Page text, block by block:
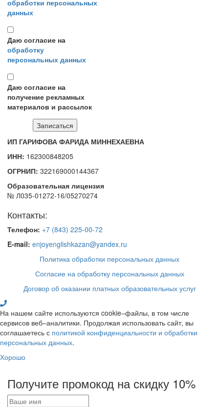
обработки персональных
данных
Даю согласие на
обработку
персональных данных
Даю согласие на
получение рекламных
материалов и рассылок
ИП ГАРИФОВА ФАРИДА МИННЕХАЕВНА
ИНН: 162300848205
ОГРНИП: 322169000144367
Образовательная лицензия
№ Л035-01272-16/05270274
Контакты:
Телефон: +7 (843) 225-00-72
E-mail: enjoyenglishkazan@yandex.ru
Политика обработки персональных данных
Согласие на обработку персональных данных
Договор об оказании платных образовательных услуг
На нашем сайте используются cookie–файлы, в том числе
сервисов веб–аналитики. Продолжая использовать сайт, вы
соглашаетесь с политикой конфиденциальности и обработки
персональных данных.
Хорошо
Получите промокод на скидку 10%